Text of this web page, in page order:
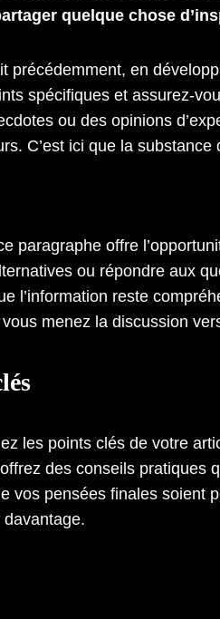
quelque chose
précédemment, en
spécifiques et assurez-
ou des opinions
C’est ici que la
paragraphe offre
ou répondre aux
l’information reste
menez la discussion
les points clés de votre
des conseils pratiques
vos pensées finales soient
davantage.